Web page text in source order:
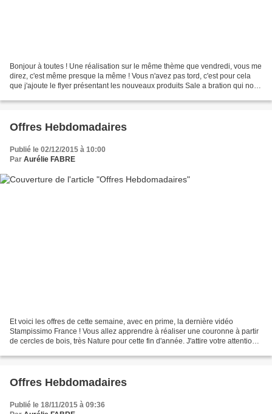
Bonjour à toutes ! Une réalisation sur le même thème que vendredi, vous me
direz, c'est même presque la même ! Vous n'avez pas tord, c'est pour cela
que j'ajoute le flyer présentant les nouveaux produits Sale a bration qui nous
Offres Hebdomadaires
Publié le 02/12/2015 à 10:00
Par Aurélie FABRE
Et voici les offres de cette semaine, avec en prime, la dernière vidéo
Stampissimo France ! Vous allez apprendre à réaliser une couronne à partir
de cercles de bois, très Nature pour cette fin d'année. J'attire votre attention
Offres Hebdomadaires
Publié le 18/11/2015 à 09:36